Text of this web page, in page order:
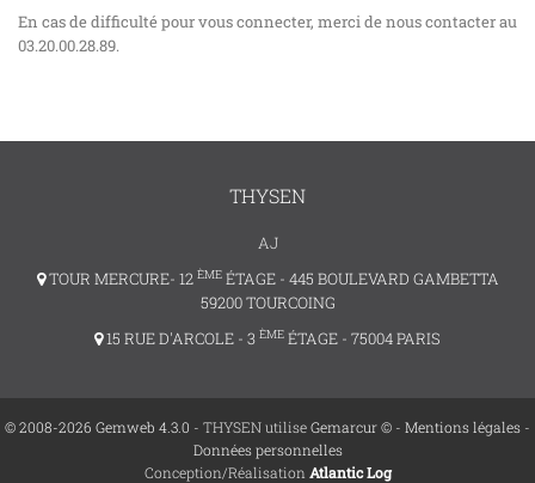
En cas de difficulté pour vous connecter, merci de nous contacter au
03.20.00.28.89.
THYSEN
AJ
TOUR MERCURE- 12 ÈMEÉTAGE - 445 BOULEVARD GAMBETTA
59200 TOURCOING
15 RUE D'ARCOLE - 3 ÈME ÉTAGE - 75004 PARIS
© 2008-2026 Gemweb 4.3.0 - THYSEN utiliseGemarcur © - Mentions légales -
Données personnelles
Conception/Réalisation Atlantic Log